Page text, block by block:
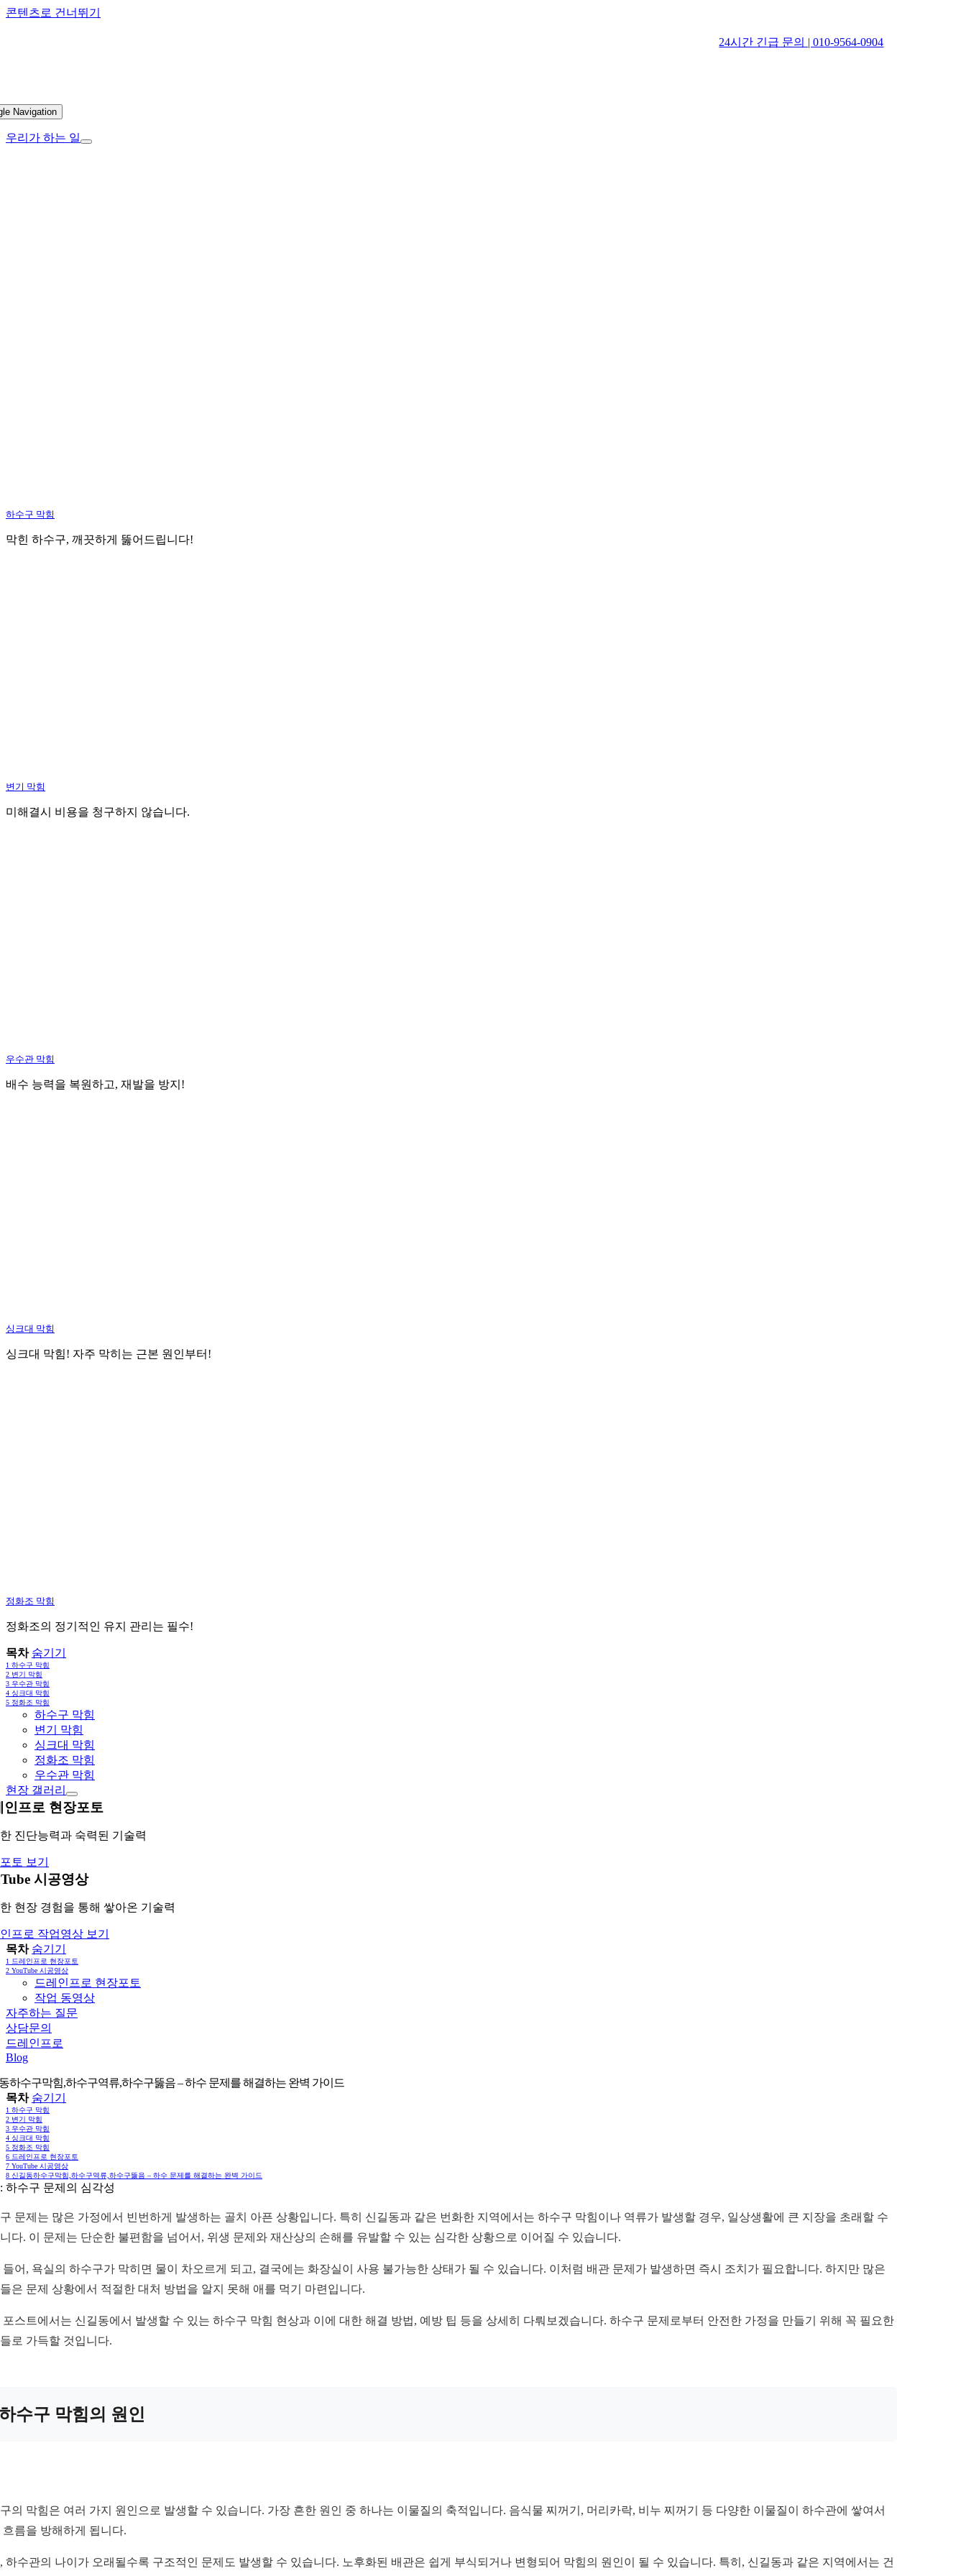
콘텐츠로 건너뛰기
24시간 긴급 문의 | 010-9564-0904
Navigation
우리가 하는 일
하수구 막힘
막힌 하수구, 깨끗하게 뚫어드립니다!
변기 막힘
미해결시 비용을 청구하지 않습니다.
우수관 막힘
배수 능력을 복원하고, 재발을 방지!
싱크대 막힘
싱크대 막힘! 자주 막히는 근본 원인부터!
정화조 막힘
정화조의 정기적인 유지 관리는 필수!
목차 숨기기
1 하수구 막힘
2 변기 막힘
3 우수관 막힘
4 싱크대 막힘
5 정화조 막힘
하수구 막힘
변기 막힘
싱크대 막힘
정화조 막힘
우수관 막힘
현장 갤러리
인프로 현장포토
진단능력과 숙력된 기술력
토 보기
시공영상
현장 경험을 통해 쌓아온 기술력
프로 작업영상 보기
목차 숨기기
1 드레인프로 현장포토
2 YouTube 시공영상
드레인프로 현장포토
작업 동영상
자주하는 질문
상담문의
드레인프로
Blog
하수구막힘,하수구역류,하수구뚫음 – 하수 문제를 해결하는 완벽 가이드
목차 숨기기
1 하수구 막힘
2 변기 막힘
3 우수관 막힘
4 싱크대 막힘
5 정화조 막힘
6 드레인프로 현장포토
7 YouTube 시공영상
8 신길동하수구막힘,하수구역류,하수구뚫음 – 하수 문제를 해결하는 완벽 가이드
하수구 문제의 심각성
문제는 많은 가정에서 빈번하게 발생하는 골치 아픈 상황입니다. 특히 신길동과 같은 번화한 지역에서는 하수구 막힘이나 역류가 발생할 경우, 일상생활에 큰 지장을 초래할 수
다. 이 문제는 단순한 불편함을 넘어서, 위생 문제와 재산상의 손해를 유발할 수 있는 심각한 상황으로 이어질 수 있습니다.
들어, 욕실의 하수구가 막히면 물이 차오르게 되고, 결국에는 화장실이 사용 불가능한 상태가 될 수 있습니다. 이처럼 배관 문제가 발생하면 즉시 조치가 필요합니다. 하지만 많은
은 문제 상황에서 적절한 대처 방법을 알지 못해 애를 먹기 마련입니다.
포스트에서는 신길동에서 발생할 수 있는 하수구 막힘 현상과 이에 대한 해결 방법, 예방 팁 등을 상세히 다뤄보겠습니다. 하수구 문제로부터 안전한 가정을 만들기 위해 꼭 필요한
로 가득할 것입니다.
수구 막힘의 원인
의 막힘은 여러 가지 원인으로 발생할 수 있습니다. 가장 흔한 원인 중 하나는 이물질의 축적입니다. 음식물 찌꺼기, 머리카락, 비누 찌꺼기 등 다양한 이물질이 하수관에 쌓여서
흐름을 방해하게 됩니다.
하수관의 나이가 오래될수록 구조적인 문제도 발생할 수 있습니다. 노후화된 배관은 쉽게 부식되거나 변형되어 막힘의 원인이 될 수 있습니다. 특히, 신길동과 같은 지역에서는 건